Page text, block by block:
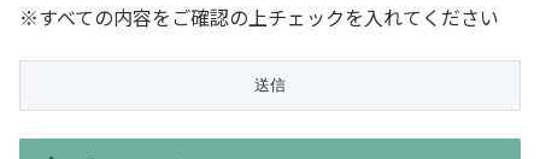
※すべての内容をご確認の上チェックを入れてください